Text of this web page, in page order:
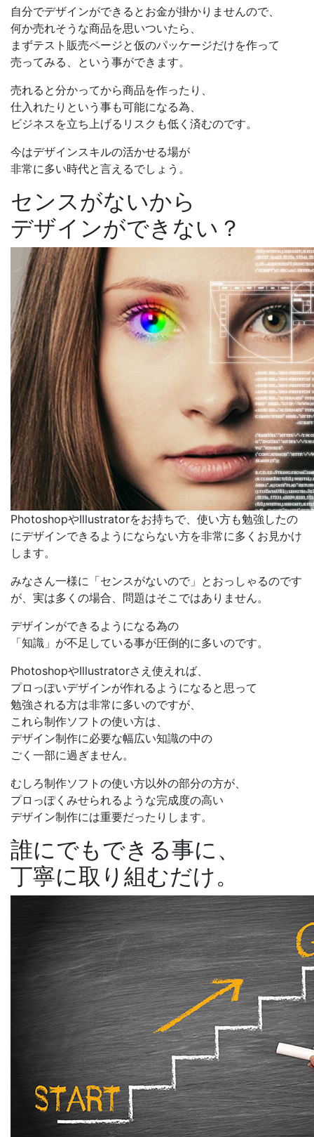
自分でデザインができるとお金が掛かりませんので、
何か売れそうな商品を思いついたら、
まずテスト販売ページと仮のパッケージだけを作って
売ってみる、という事ができます。
売れると分かってから商品を作ったり、
仕入れたりという事も可能になる為、
ビジネスを立ち上げるリスクも低く済むのです。
今はデザインスキルの活かせる場が
非常に多い時代と言えるでしょう。
センスがないから
デザインができない？
PhotoshopやIllustratorをお持ちで、使い方も勉強したの
にデザインできるようにならない方を非常に多くお見かけ
します。
みなさん一様に 「センスがないので」 とおっしゃるのです
が、 実は多くの場合、問題はそこではありません。
デザインができるようになる為の
「知識」が不足している事が圧倒的に多いのです。
PhotoshopやIllustratorさえ使えれば、
プロっぽいデザインが作れるようになると思って
勉強される方は非常に多いのですが、
これら制作ソフトの使い方は、
デザイン制作に必要な幅広い知識の中の
ごく一部に過ぎません。
むしろ制作ソフトの使い方以外の部分の方が、
プロっぽくみせられるような完成度の高い
デザイン制作には重要だったりします。
誰にでもできる事に、
丁寧に取り組むだけ。